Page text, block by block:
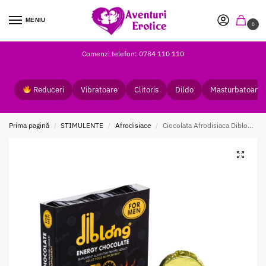
MENIU
0
Comenzi telefon: 0784 110 110
Reduceri Vibratoare Clitoris Dildo Masturbatoare
Prima pagină / STIMULENTE / Afrodisiace / Ciocolata Afrodisiaca Diblong pentru Barbati